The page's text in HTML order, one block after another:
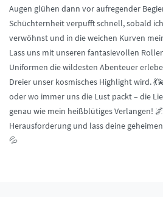
Augen glühen dann vor aufregender
Schüchternheit verpufft schnell, sobald
verwöhnst und in die weichen Kurven
Lass uns mit unseren fantasievollen
Uniformen die wildesten Abenteuer
Dreier unser kosmisches Highlight wird.
oder wo immer uns die Lust packt – die
genau wie mein heißblütiges Verlangen!
Herausforderung und lass deine
💦